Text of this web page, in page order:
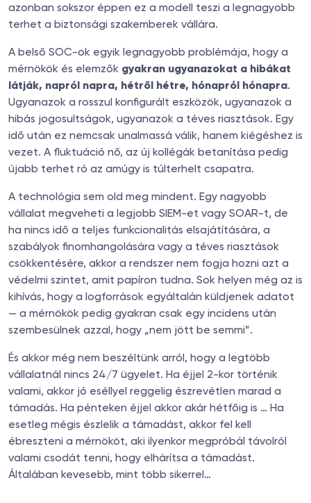
azonban sokszor éppen ez a modell teszi a legnagyobb
terhet a biztonsági szakemberek vállára.
A belső SOC-ok egyik legnagyobb problémája, hogy a
mérnökök és elemzők gyakran ugyanazokat a hibákat
látják, napról napra, hétről hétre, hónapról hónapra.
Ugyanazok a rosszul konfigurált eszközök, ugyanazok a
hibás jogosultságok, ugyanazok a téves riasztások. Egy
idő után ez nemcsak unalmassá válik, hanem kiégéshez is
vezet. A fluktuáció nő, az új kollégák betanítása pedig
újabb terhet ró az amúgy is túlterhelt csapatra.
A technológia sem old meg mindent. Egy nagyobb
vállalat megveheti a legjobb SIEM-et vagy SOAR-t, de
ha nincs idő a teljes funkcionalitás elsajátítására, a
szabályok finomhangolására vagy a téves riasztások
csökkentésére, akkor a rendszer nem fogja hozni azt a
védelmi szintet, amit papíron tudna. Sok helyen még az is
kihívás, hogy a logforrások egyáltalán küldjenek adatot
— a mérnökök pedig gyakran csak egy incidens után
szembesülnek azzal, hogy „nem jött be semmi”.
És akkor még nem beszéltünk arról, hogy a legtöbb
vállalatnál nincs 24/7 ügyelet. Ha éjjel 2-kor történik
valami, akkor jó eséllyel reggelig észrevétlen marad a
támadás. Ha pénteken éjjel akkor akár hétfőig is … Ha
esetleg mégis észlelik a támadást, akkor fel kell
ébreszteni a mérnököt, aki ilyenkor megpróbál távolról
valami csodát tenni, hogy elhárítsa a támadást.
Általában kevesebb, mint több sikerrel…